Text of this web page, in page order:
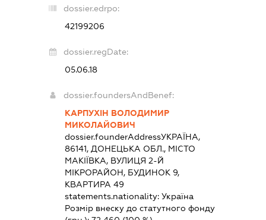
dossier.edrpo:
42199206
dossier.regDate:
05.06.18
dossier.foundersAndBenef:
КАРПУХІН ВОЛОДИМИР
МИКОЛАЙОВИЧ
dossier.founderAddressУКРАЇНА,
86141, ДОНЕЦЬКА ОБЛ., МІСТО
МАКІЇВКА, ВУЛИЦЯ 2-Й
МІКРОРАЙОН, БУДИНОК 9,
КВАРТИРА 49
statements.nationality: Україна
Розмір внеску до статутного фонду